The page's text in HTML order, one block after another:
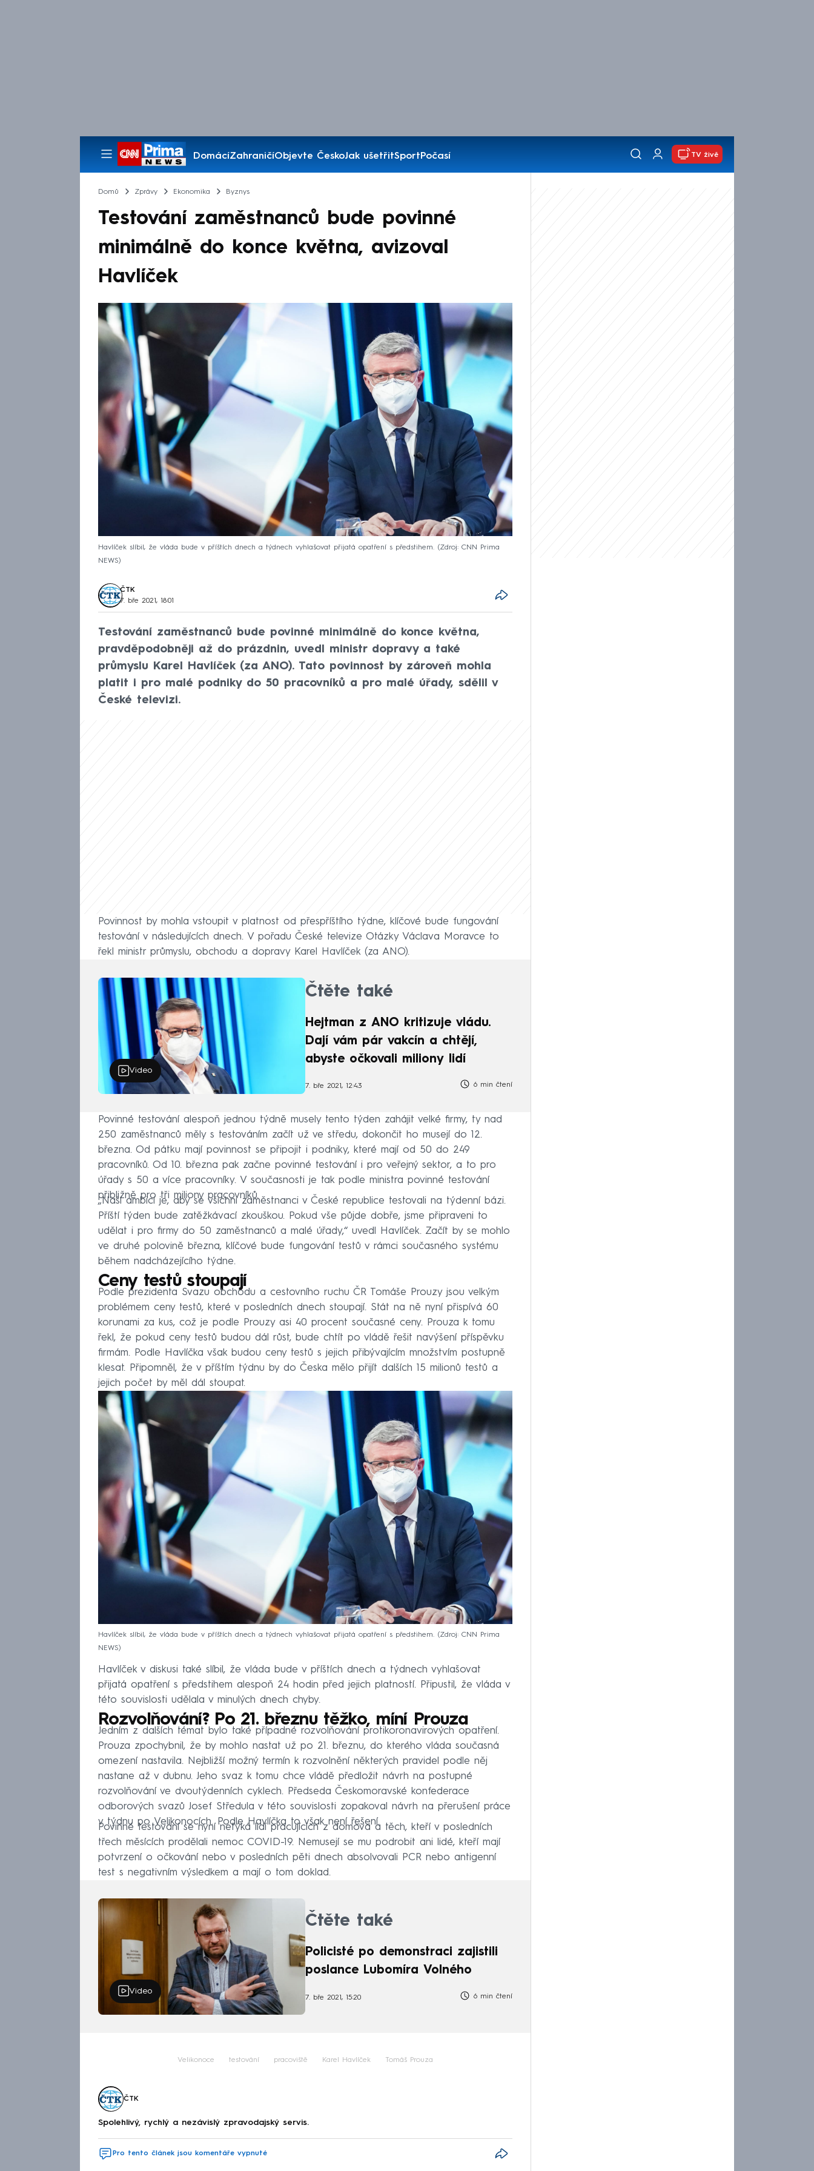
DomácíZahraničíObjevte ČeskoJak ušetřitSportPočasí
Pořady
TV živě
Domů Zprávy Ekonomika Byznys
Testování zaměstnanců bude povinné
minimálně do konce května, avizoval
Havlíček
Havlíček slíbil, že vláda bude v příštích dnech a týdnech vyhlašovat přijatá opatření s předstihem.
Zdroj: CNN Prima
NEWS
ČTK
7. bře 2021, 18:01
Testování zaměstnanců bude povinné minimálně do konce května,
pravděpodobněji až do prázdnin, uvedl ministr dopravy a také
průmyslu Karel Havlíček (za ANO). Tato povinnost by zároveň mohla
platit i pro malé podniky do 50 pracovníků a pro malé úřady, sdělil v
České televizi.
Povinnost by mohla vstoupit v platnost od přespříštího týdne, klíčové bude fungování
testování v následujících dnech. V pořadu České televize Otázky Václava Moravce to
řekl ministr průmyslu, obchodu a dopravy Karel Havlíček (za ANO).
Video
Čtěte také
Hejtman z ANO kritizuje vládu.
Dají vám pár vakcín a chtějí,
abyste očkovali miliony lidí
7. bře 2021, 12:43 6 min čtení
Povinné testování alespoň jednou týdně musely tento týden zahájit velké firmy, ty nad
250 zaměstnanců měly s testováním začít už ve středu, dokončit ho musejí do 12.
března. Od pátku mají povinnost se připojit i podniky, které mají od 50 do 249
pracovníků. Od 10. března pak začne povinné testování i pro veřejný sektor, a to pro
úřady s 50 a více pracovníky. V současnosti je tak podle ministra povinné testování
přibližně pro tři miliony pracovníků.
„Naší ambicí je, aby se všichni zaměstnanci v České republice testovali na týdenní bázi.
Příští týden bude zatěžkávací zkouškou. Pokud vše půjde dobře, jsme připraveni to
udělat i pro firmy do 50 zaměstnanců a malé úřady,“ uvedl Havlíček. Začít by se mohlo
ve druhé polovině března, klíčové bude fungování testů v rámci současného systému
během nadcházejícího týdne.
Ceny testů stoupají
Podle prezidenta Svazu obchodu a cestovního ruchu ČR Tomáše Prouzy jsou velkým
problémem ceny testů, které v posledních dnech stoupají. Stát na ně nyní přispívá 60
korunami za kus, což je podle Prouzy asi 40 procent současné ceny. Prouza k tomu
řekl, že pokud ceny testů budou dál růst, bude chtít po vládě řešit navýšení příspěvku
firmám. Podle Havlíčka však budou ceny testů s jejich přibývajícím množstvím postupně
klesat. Připomněl, že v příštím týdnu by do Česka mělo přijít dalších 15 milionů testů a
jejich počet by měl dál stoupat.
Havlíček slíbil, že vláda bude v příštích dnech a týdnech vyhlašovat přijatá opatření s předstihem.
Zdroj: CNN Prima
NEWS
Havlíček v diskusi také slíbil, že vláda bude v příštích dnech a týdnech vyhlašovat
přijatá opatření s předstihem alespoň 24 hodin před jejich platností. Připustil, že vláda v
této souvislosti udělala v minulých dnech chyby.
Rozvolňování? Po 21. březnu těžko, míní Prouza
Jedním z dalších témat bylo také případné rozvolňování protikoronavirových opatření.
Prouza zpochybnil, že by mohlo nastat už po 21. březnu, do kterého vláda současná
omezení nastavila. Nejbližší možný termín k rozvolnění některých pravidel podle něj
nastane až v dubnu. Jeho svaz k tomu chce vládě předložit návrh na postupné
rozvolňování ve dvoutýdenních cyklech. Předseda Českomoravské konfederace
odborových svazů Josef Středula v této souvislosti zopakoval návrh na přerušení práce
v týdnu po Velikonocích. Podle Havlíčka to však není řešení.
Povinné testování se nyní netýká lidí pracujících z domova a těch, kteří v posledních
třech měsících prodělali nemoc COVID-19. Nemusejí se mu podrobit ani lidé, kteří mají
potvrzení o očkování nebo v posledních pěti dnech absolvovali PCR nebo antigenní
test s negativním výsledkem a mají o tom doklad.
Video
Čtěte také
Policisté po demonstraci zajistili
poslance Lubomíra Volného
7. bře 2021, 15:20 6 min čtení
Velikonoce testování pracoviště Karel Havlíček Tomáš Prouza
ČTK
Spolehlivý, rychlý a nezávislý zpravodajský servis.
Pro tento článek jsou komentáře vypnuté